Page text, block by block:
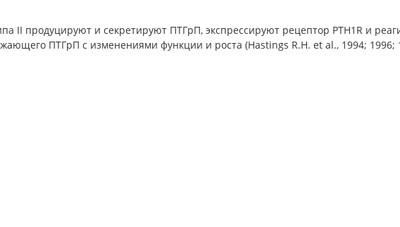
II продуцируют и секретируют ПТГрП, экспрессируют рецептор PTH1R и
ПТГрП с изменениями функции и роста (Hastings R.H. et al., 1994; 1996;